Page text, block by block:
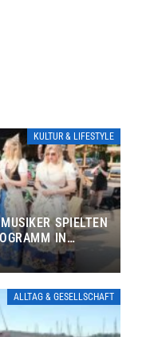
KULTUR & LIFESTYLE
SPIELTEN
IN
ALLTAG & GESELLSCHAFT